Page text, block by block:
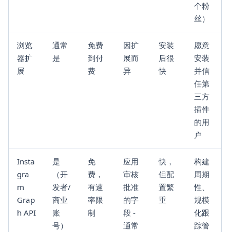
个粉
丝）
浏览
器扩
展
通常
是
免费
到付
费
因扩
展而
异
安装
后很
快
愿意
安装
并信
任第
三方
插件
的用
户
Insta
gra
m
Grap
h API
是
（开
发者/
商业
账
号）
免
费，
有速
率限
制
应用
审核
批准
的字
段 -
通常
快，
但配
置繁
重
构建
周期
性、
规模
化跟
踪管